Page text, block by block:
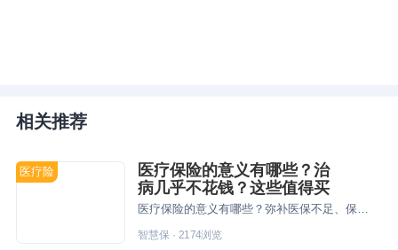
相关推荐
医疗险
医疗保险的意义有哪些？治
病几乎不花钱？这些值得买
医疗保险的意义有哪些？弥补医保不足、保险保额更高、填补保障缺口和性价比高，建议趁早规划，解决后顾之忧。
智慧保· 2174浏览